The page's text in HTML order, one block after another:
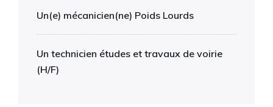
Un(e) mécanicien(ne) Poids Lourds
Un technicien études et travaux de voirie
(H/F)